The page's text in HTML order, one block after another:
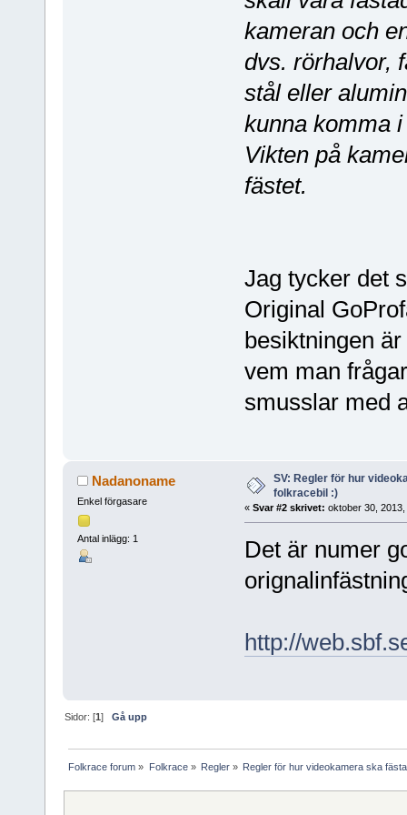
kameran och
dvs. rörhalvor,
stål eller
kunna komma
Vikten på
fästet.
Jag tycker det
Original
besiktningen
vem man
smusslar med
Nadanoname
Enkel förgasare
Antal inlägg: 1
SV: Regler för hur
folkracebil :)
« Svar #2 skrivet: oktober 30, 2013,
Det är numer
http://
Sidor: [1]Gå upp
Folkrace forum » Folkrace» Regler» Regler för hur videokamera ska